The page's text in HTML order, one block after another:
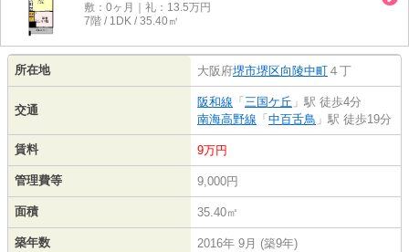
敷：0ヶ月｜礼：13.5万円
7階 / 1DK / 35.40㎡
所在地 大阪府堺市堺区向陵中町 ４丁
交通
阪和線 「 三国ケ丘 」駅 徒歩4分
南海高野線 「 中百舌鳥 」駅 徒歩19分
賃料 9万円
管理費等 9,000円
面積 35.40㎡
築年数 2016年 9月 (築9年)